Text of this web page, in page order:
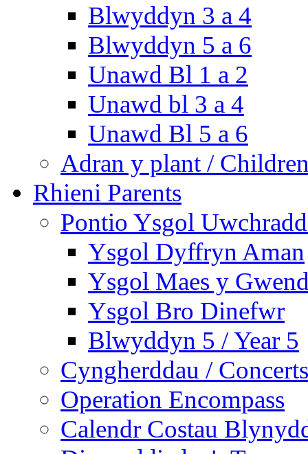
Blwyddyn 3 a 4
Blwyddyn 5 a 6
Unawd Bl 1 a 2
Unawd bl 3 a 4
Unawd Bl 5 a 6
Adran y plant /
Rhieni Parents
Pontio Ysgol
Ysgol Dyffryn Aman
Ysgol Maes y
Ysgol Bro Dinefwr
Blwyddyn 5 / Year 5
Cyngherddau / Concerts
Operation Encompass
Calendr Costau